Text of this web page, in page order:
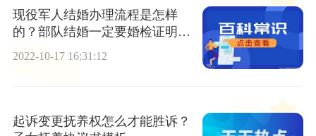
现役军人结婚办理流程是怎样
的？部队结婚一定要婚检证明
2022-10-17 16:31:12
起诉变更抚养权怎么才能胜诉？